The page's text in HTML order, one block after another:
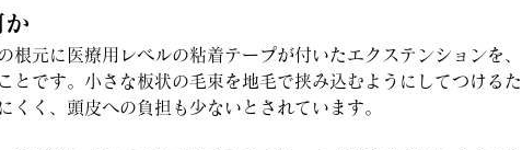
根元に医療用レベルの粘着テープが付いたエクステンションを、
とです。小さな板状の毛束を地毛で挟み込むようにしてつけるた
くく、頭皮への負担も少ないとされています。